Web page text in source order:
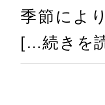
季節に
[…続きを